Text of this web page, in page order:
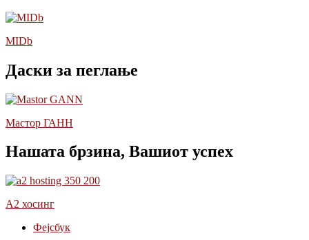
MIDb
Даски за пеглање
Мастор ГАНН
Нашата брзина, Вашиот успех
А2 хосинг
Фејсбук